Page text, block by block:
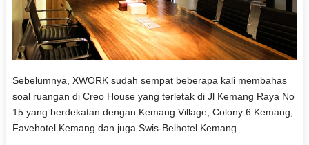
Sebelumnya, XWORK sudah sempat beberapa kali membahas
soal ruangan di Creo House yang terletak di Jl Kemang Raya No
15 yang berdekatan dengan Kemang Village, Colony 6 Kemang,
Favehotel Kemang dan juga Swis-Belhotel Kemang.